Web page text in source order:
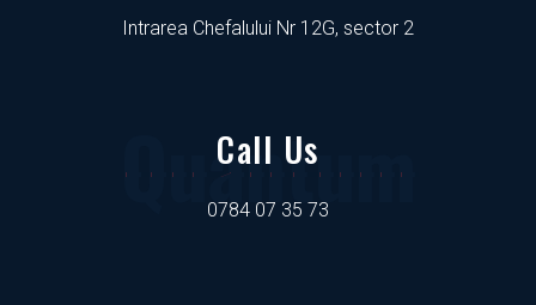
Quantum
Intrarea Chefalului Nr 12G, sector 2
Call Us
0784 07 35 73